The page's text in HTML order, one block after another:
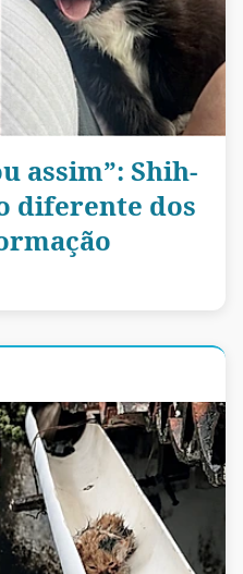
assim”: Shih-
diferente dos